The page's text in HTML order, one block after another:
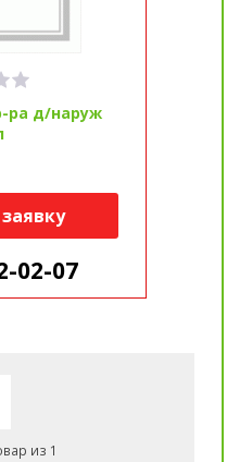
ра д/наруж
02-07
из 1